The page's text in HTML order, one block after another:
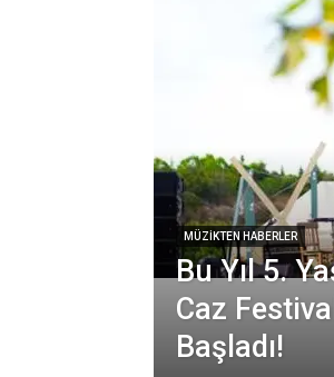
MÜZIKTEN HABERLER
Bu Yıl 5.
Caz
Başladı!